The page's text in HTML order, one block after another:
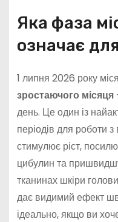
Яка фаза
означає
1 липня 2026 року
зростаючого місяця
день. Це один із
періодів для роботи
стимулює ріст,
цибулин та
тканинах шкіри
дає видимий ефект
ідеально, якщо ви